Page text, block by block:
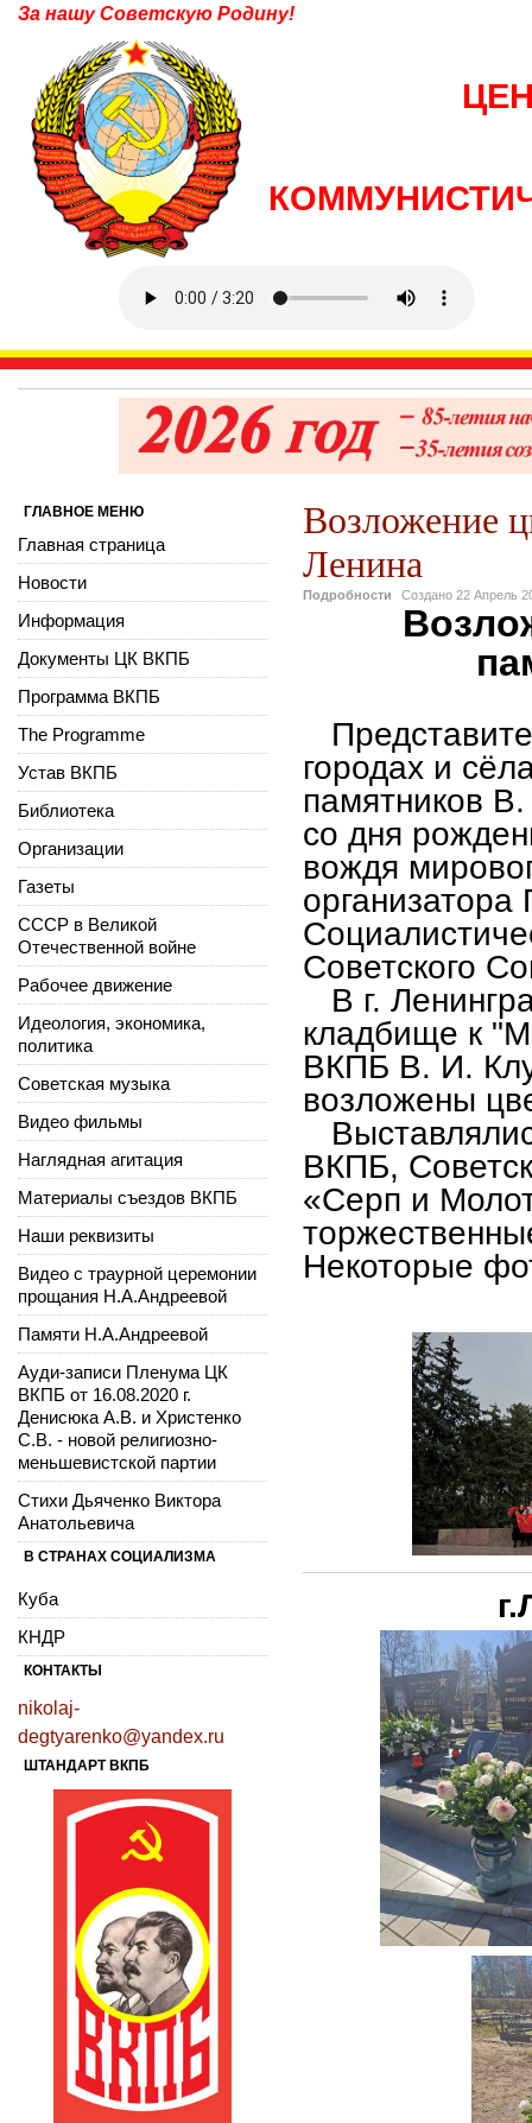
За нашу Советскую Родину!
Возложение
Ленина
Подробности Создано 22 Апрель
городах и
памятников
со дня
вождя
Советского
В г.
кладбище к
ВКПБ В. И.
возложены
ВКПБ,
«Серп и
Некоторые
ГЛАВНОЕ МЕНЮ
Главная страница
Новости
Информация
Документы ЦК ВКПБ
Программа ВКПБ
The Programme
Устав ВКПБ
Библиотека
Организации
Газеты
СССР в Великой
Отечественной войне
Рабочее движение
Идеология, экономика,
политика
Советская музыка
Видео фильмы
Наглядная агитация
Материалы съездов ВКПБ
Наши реквизиты
Видео с траурной церемонии
прощания Н.А.Андреевой
Памяти Н.А.Андреевой
Ауди-записи Пленума ЦК
ВКПБ от 16.08.2020 г.
Денисюка А.В. и Христенко
С.В. - новой религиозно-
меньшевистской партии
Стихи Дьяченко Виктора
Анатольевича
В СТРАНАХ СОЦИАЛИЗМА
Куба
КНДР
КОНТАКТЫ
nikolaj-
degtyarenko@yandex.ru
ШТАНДАРТ ВКПБ